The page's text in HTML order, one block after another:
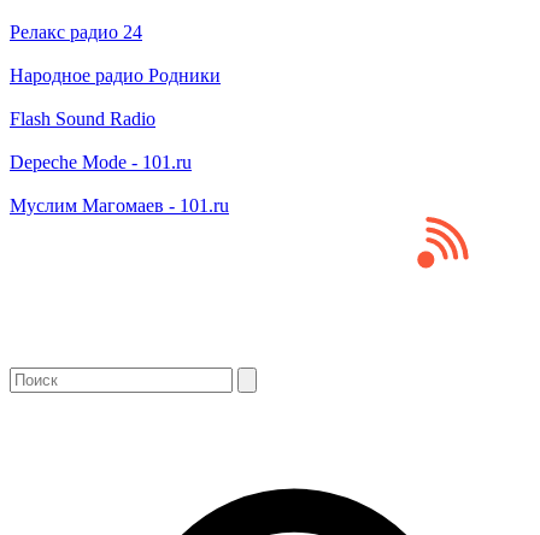
Релакс радио 24
Народное радио Родники
Flash Sound Radio
Depeche Mode - 101.ru
Муслим Магомаев - 101.ru